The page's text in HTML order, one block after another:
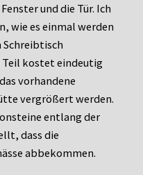
und die Tür. Ich
wie es einmal werden
kostet eindeutig
vorhandene
vergrößert werden.
entlang der
dass die
abbekommen.